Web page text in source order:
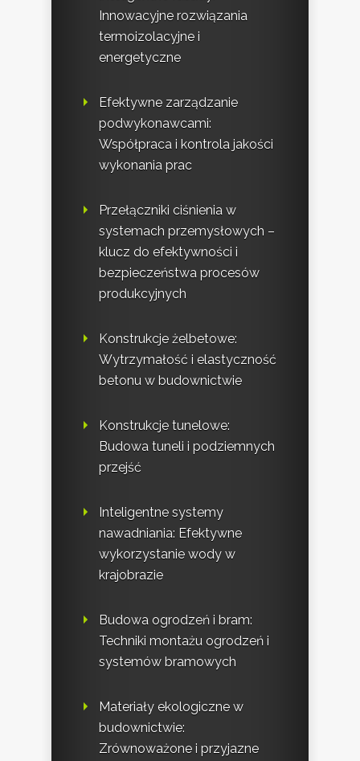
Innowacyjne rozwiązania
termoizolacyjne i
energetyczne
Efektywne zarządzanie
podwykonawcami:
Współpraca i kontrola jakości
wykonania prac
Przełączniki ciśnienia w
systemach przemysłowych –
klucz do efektywności i
bezpieczeństwa procesów
produkcyjnych
Konstrukcje żelbetowe:
Wytrzymałość i elastyczność
betonu w budownictwie
Konstrukcje tunelowe:
Budowa tuneli i podziemnych
przejść
Inteligentne systemy
nawadniania: Efektywne
wykorzystanie wody w
krajobrazie
Budowa ogrodzeń i bram:
Techniki montażu ogrodzeń i
systemów bramowych
Materiały ekologiczne w
budownictwie:
Zrównoważone i przyjazne